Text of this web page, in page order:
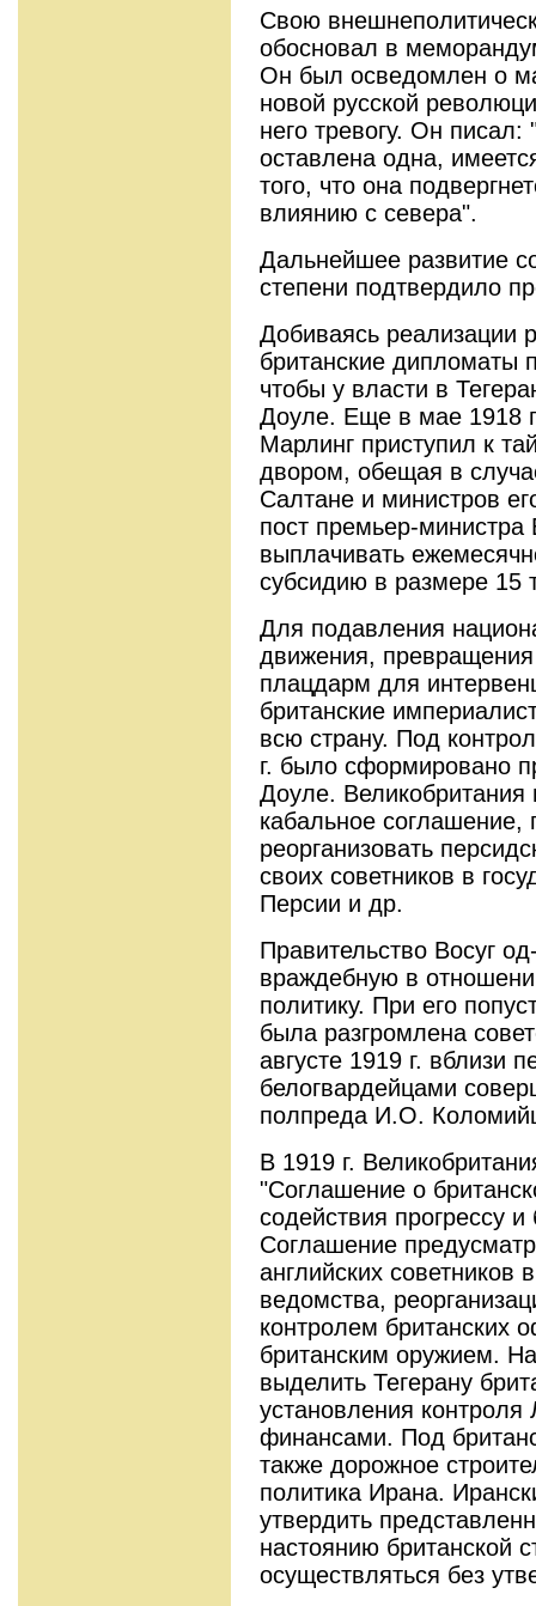
Свою
обосновал в
Он был осведомлен о
новой русской
него тревогу. Он
оставлена одна,
того, что она
влиянию с севера".
Дальнейшее развитие
степени подтвердило
Добиваясь реализации
британские дипломаты
чтобы у власти в
Доуле. Еще в мае 1918
Марлинг приступил к
двором, обещая в
Салтане и министров
пост премьер-министра
выплачивать
субсидию в размере 15
Для подавления
движения,
плацдарм для
британские
всю страну. Под
г. было сформировано
Доуле. Великобритания
кабальное соглашение,
реорганизовать
своих советников в
Персии и др.
Правительство Восуг
враждебную в
политику. При его
была разгромлена
августе 1919 г. вблизи
белогвардейцами
полпреда И.О.
В 1919 г.
"Соглашение о
содействия прогрессу
Соглашение
английских советников
ведомства,
контролем британских
британским оружием.
выделить Тегерану
установления
финансами. Под
также дорожное
политика Ирана.
утвердить
настоянию британской
осуществляться без